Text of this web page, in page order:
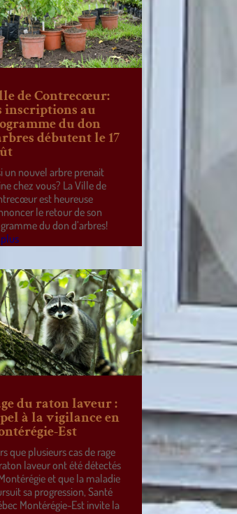
de Contrecœur:
inscriptions au
du don
débutent le 17
un nouvel arbre prenait
chez vous? La Ville de
est heureuse
le retour de son
du don d’arbres!
du raton laveur :
à la vigilance en
Est
que plusieurs cas de rage
laveur ont été détectés
et que la maladie
sa progression, Santé
Montérégie-Est invite la